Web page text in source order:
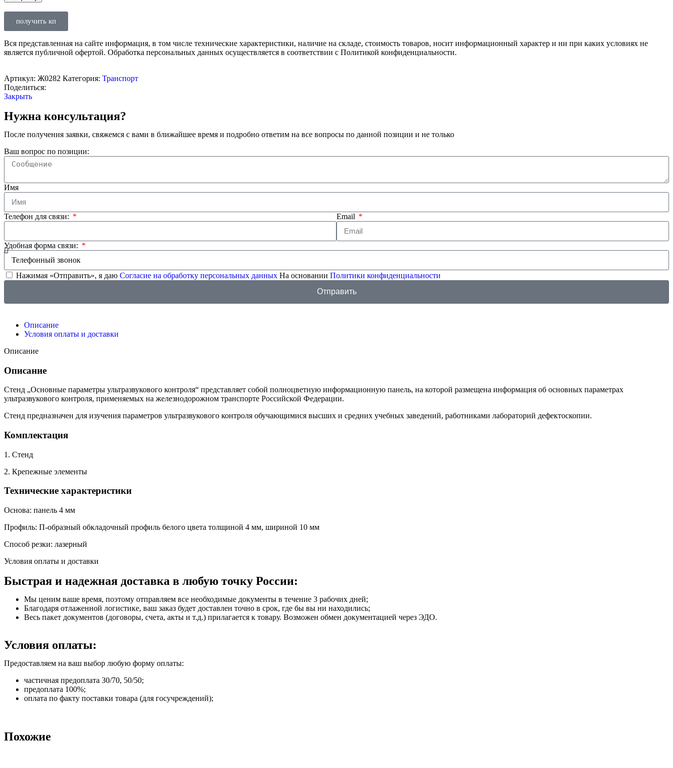
получить кп
Вся представленная на сайте информация, в том числе технические характеристики, наличие на складе, стоимость товаров, носит информационный характер и ни при каких условиях не
является публичной офертой. Обработка персональных данных осуществляется в соответствии с Политикой конфиденциальности.
Артикул: Ж0282 Категория: Транспорт
Поделиться:
Закрыть
Нужна консультация?
После получения заявки, свяжемся с вами в ближайшее время и подробно ответим на все вопросы по данной позиции и не только
Ваш вопрос по позиции:
Имя
Телефон для связи: Email
Удобная форма связи:
Нажимая «Отправить», я даю Согласие на обработку персональных данных На основании Политики конфиденциальности
Отправить
Описание
Условия оплаты и доставки
Описание
Описание
Стенд „Основные параметры ультразвукового контроля“ представляет собой полноцветную информационную панель, на которой размещена информация об основных параметрах
ультразвукового контроля, применяемых на железнодорожном транспорте Российской Федерации.
Стенд предназначен для изучения параметров ультразвукового контроля обучающимися высших и средних учебных заведений, работниками лабораторий дефектоскопии.
Комплектация
1. Стенд
2. Крепежные элементы
Технические характеристики
Основа: панель 4 мм
Профиль: П-образный обкладочный профиль белого цвета толщиной 4 мм, шириной 10 мм
Способ резки: лазерный
Условия оплаты и доставки
Быстрая и надежная доставка в любую точку России:
Мы ценим ваше время, поэтому отправляем все необходимые документы в течение 3 рабочих дней;
Благодаря отлаженной логистике, ваш заказ будет доставлен точно в срок, где бы вы ни находились;
Весь пакет документов (договоры, счета, акты и т.д.) прилагается к товару. Возможен обмен документацией через ЭДО.
Условия оплаты:
Предоставляем на ваш выбор любую форму оплаты:
частичная предоплата 30/70, 50/50;
предоплата 100%;
оплата по факту поставки товара (для госучреждений);
Похожие